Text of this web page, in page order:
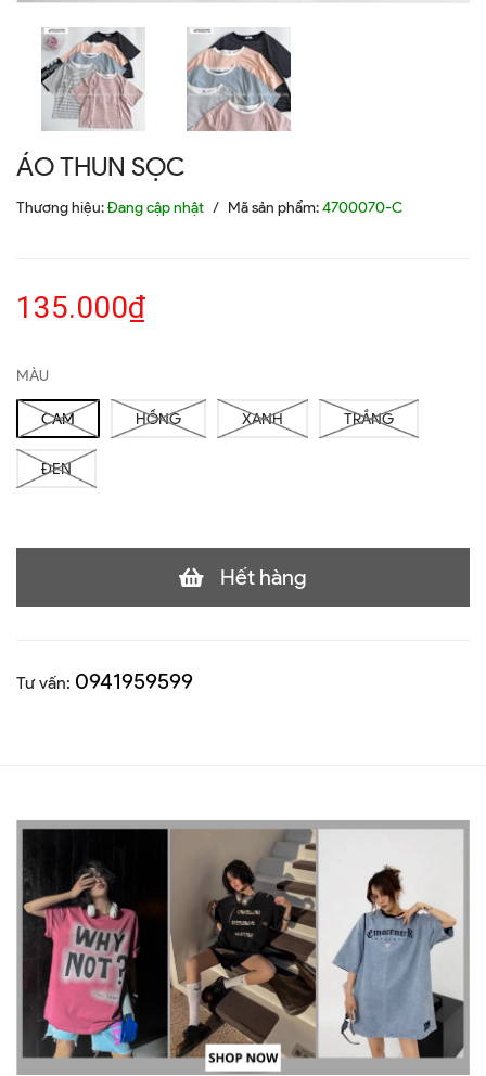
ÁO THUN SỌC
Thương hiệu:Đang cập nhật / Mã sản phẩm:4700070-C
135.000₫
MÀU
CAM HỒNG XANH TRẮNG
ĐEN
Hết hàng
Tư vấn: 0941959599